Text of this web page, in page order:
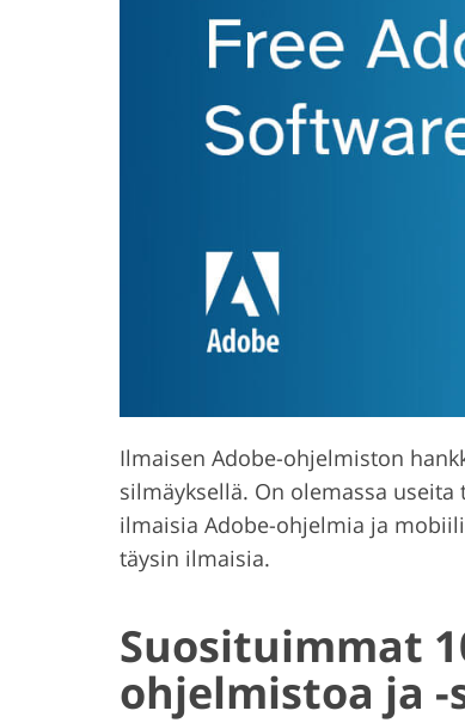
Hääkuvien muokkaus
Ilmaisen Adobe-ohjelmiston
silmäyksellä. On olemassa
ilmaisia Adobe-ohjelmia ja
täysin ilmaisia.
Suosituimmat
ohjelmistoa ja -